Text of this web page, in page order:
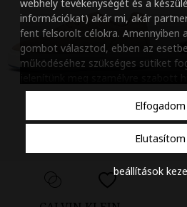
webhely tevékenységét és a
információkat) akár mi, akár
fent felsorolt célokra. Amennyiben
gombot választod, ebben az
működéséhez szükséges sütiket
beállításaidat bármikor
kezelése"" gombra kattintva. Tudj
szabályzatunkról.
Elfogadom
Elutasítom
beállítások